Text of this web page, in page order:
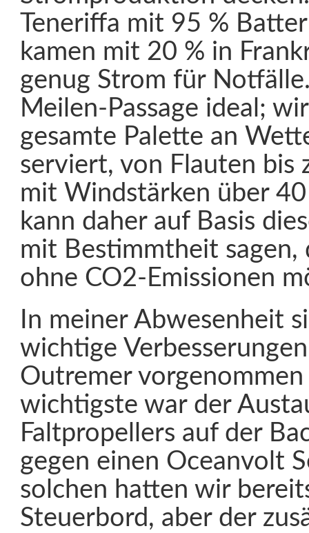
Teneriffa mit 95 %
kamen mit 20 % in
genug Strom für
Meilen-Passage ideal;
gesamte Palette an
serviert, von Flauten bis
mit Windstärken über
kann daher auf Basis
mit Bestimmtheit sagen,
ohne CO2-Emissionen
In meiner Abwesenheit
wichtige
Outremer
wichtigste war der
Faltpropellers auf der
gegen einen Oceanvolt
solchen hatten wir
Steuerbord, aber der